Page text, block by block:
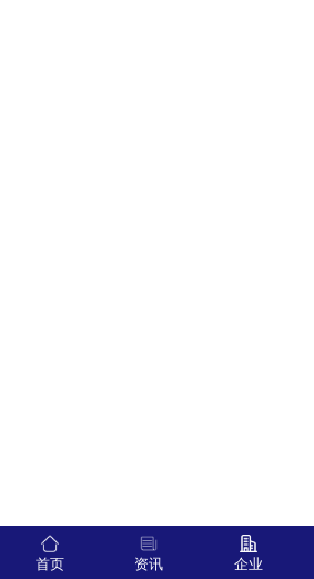
首页 资讯 企业